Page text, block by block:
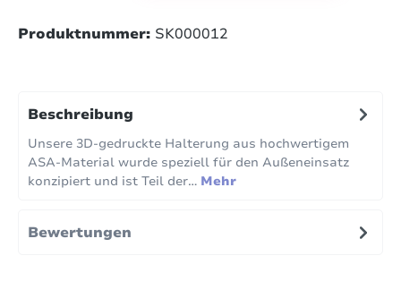
Produktnummer: SK000012
Beschreibung
Unsere 3D‑gedruckte Halterung aus hochwertigem
ASA‑Material wurde speziell für den Außeneinsatz
konzipiert und ist Teil der… Mehr
Bewertungen